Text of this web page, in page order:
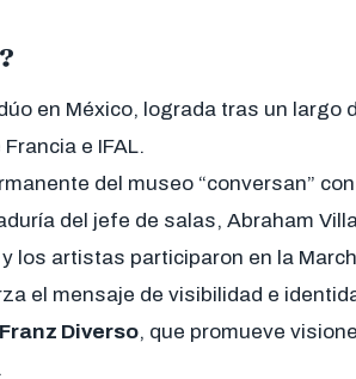
en México, lograda tras un largo
e IFAL.
del museo “conversan”
del jefe de salas, Abraham
y los artistas participaron en la
el mensaje de visibilidad e
Franz Diverso, que promueve